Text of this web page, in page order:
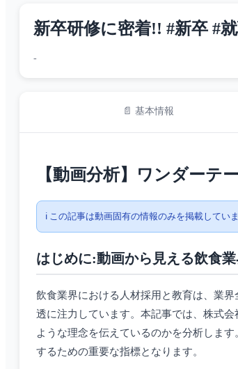
新卒研修に密着!! #新卒 #
-
📄 基本情報
【動画分析】ワンダーテ
ℹ️ この記事は動画固有の情報のみを掲載してい
はじめに:動画から見える飲食
飲食業界における人材採用と教育は、業
透に注力しています。本記事では、株式
ような理念を伝えているのかを分析しま
するための重要な指標となります。